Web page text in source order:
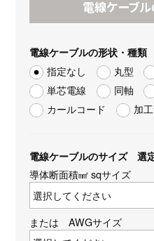
電線ケーブ
電線ケーブルの形状・種
指定なし
丸型
単芯電線
同軸
カールコード
加
電線ケーブルのサイズ 選
導体断面積㎟ sqサイズ
または AWGサイズ